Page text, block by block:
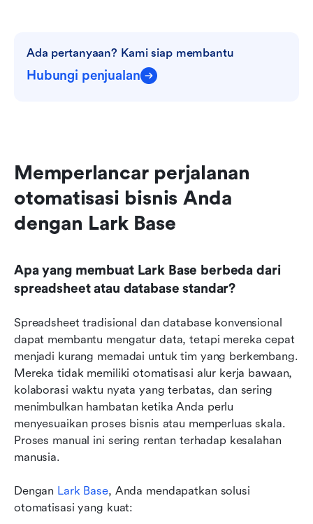
Ada pertanyaan? Kami siap membantu
Hubungi penjualan
Memperlancar perjalanan
otomatisasi bisnis Anda
dengan Lark Base
Apa yang membuat Lark Base berbeda dari
spreadsheet atau database standar?
Spreadsheet tradisional dan database konvensional
dapat membantu mengatur data, tetapi mereka cepat
menjadi kurang memadai untuk tim yang berkembang.
Mereka tidak memiliki otomatisasi alur kerja bawaan,
kolaborasi waktu nyata yang terbatas, dan sering
menimbulkan hambatan ketika Anda perlu
menyesuaikan proses bisnis atau memperluas skala.
Proses manual ini sering rentan terhadap kesalahan
manusia.
Dengan Lark Base, Anda mendapatkan solusi
otomatisasi yang kuat: